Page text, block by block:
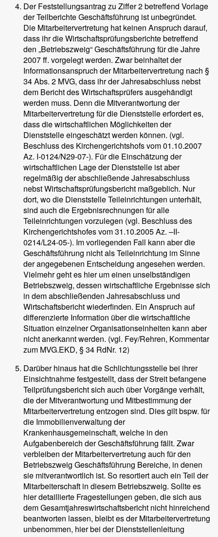
Der Feststellungsantrag zu Ziffer 2 betreffend Vorlage
der Teilberichte Geschäftsführung ist unbegründet.
Die Mitarbeitervertretung hat keinen Anspruch darauf,
dass ihr die Wirtschaftsprüfungsberichte betreffend
den „Betriebszweig“ Geschäftsführung für die Jahre
2007 ff. vorgelegt werden. Zwar beinhaltet der
Informationsanspruch der Mitarbeitervertretung nach §
34 Abs. 2 MVG, dass ihr der Jahresabschluss nebst
dem Bericht des Wirtschaftsprüfers ausgehändigt
werden muss. Denn die Mitverantwortung der
Mitarbeitervertretung für die Dienststelle erfordert es,
dass die wirtschaftlichen Möglichkeiten der
Dienststelle eingeschätzt werden können. (vgl.
Beschluss des Kirchengerichtshofs vom 01.10.2007
Az. I-0124/N29-07-). Für die Einschätzung der
wirtschaftlichen Lage der Dienststelle ist aber
regelmäßig der abschließende Jahresabschluss
nebst Wirtschaftsprüfungsbericht maßgeblich. Nur
dort, wo die Dienststelle Teileinrichtungen unterhält,
sind auch die Ergebnisrechnungen für alle
Teileinrichtungen vorzulegen (vgl. Beschluss des
Kirchengerichtshofes vom 31.10.2005 Az. –II-
0214/L24-05-). Im vorliegenden Fall kann aber die
Geschäftsführung nicht als Teileinrichtung im Sinne
der angegebenen Entscheidung angesehen werden.
Vielmehr geht es hier um einen unselbständigen
Betriebszweig, dessen wirtschaftliche Ergebnisse sich
in dem abschließenden Jahresabschluss und
Wirtschaftsbericht wiederfinden. Ein Anspruch auf
differenzierte Information über die wirtschaftliche
Situation einzelner Organisationseinheiten kann aber
nicht anerkannt werden. (vgl. Fey/Rehren, Kommentar
zum MVG.EKD, § 34 RdNr. 12)
Darüber hinaus hat die Schlichtungsstelle bei ihrer
Einsichtnahme festgestellt, dass der Streit befangene
Teilprüfungsbericht sich auch über Vorgänge verhält,
die der Mitverantwortung und Mitbestimmung der
Mitarbeitervertretung entzogen sind. Dies gilt bspw. für
die Immobilienverwaltung der
Krankenhausgemeinschaft, welche in den
Aufgabenbereich der Geschäftsführung fällt. Zwar
verbleiben der Mitarbeitervertretung auch für den
Betriebszweig Geschäftsführung Bereiche, in denen
sie mitverantwortlich ist. So resortiert auch ein Teil der
Mitarbeiterschaft in diesem Betriebszweig. Sollte es
hier detaillierte Fragestellungen geben, die sich aus
dem Gesamtjahreswirtschaftsbericht nicht hinreichend
beantworten lassen, bleibt es der Mitarbeitervertretung
unbenommen, hier bei der Dienststellenleitung